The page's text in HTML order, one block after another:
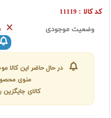
کد کالا : 11119
وضعیت موجودی
در حال حاضر این کالا
منوی
کالای جایگزین